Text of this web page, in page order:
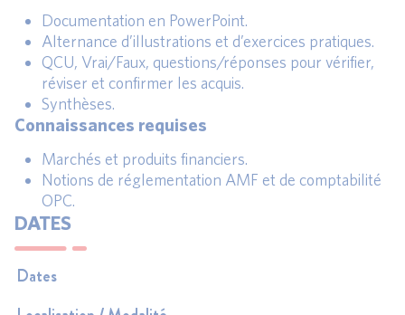
Documentation en PowerPoint.
Alternance d’illustrations et d’exercices pratiques.
QCU, Vrai/Faux, questions/réponses pour vérifier,
réviser et confirmer les acquis.
Synthèses.
Connaissances requises
Marchés et produits financiers.
Notions de réglementation AMF et de comptabilité
OPC.
DATES
Dates